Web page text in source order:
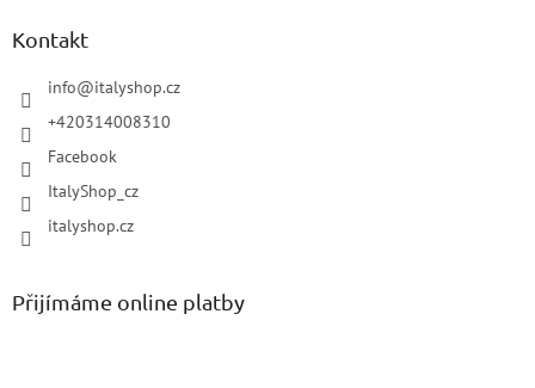
Kontakt
info@italyshop.cz
+420314008310
Facebook
ItalyShop_cz
italyshop.cz
Přijímáme online platby